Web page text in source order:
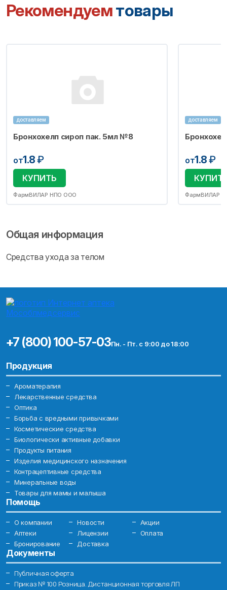
Рекомендуемтовары
доставляем
Бронхохелп сироп пак. 5мл №8
от1.8₽
КУПИТЬ
ФармВИЛАР НПО ООО
доставляем
от1.8₽
ФармВИЛАР
Общая информация
Средства ухода за телом
+7 (800) 100-57-03Пн. - Пт. с 9:00 до 18:00
Продукция
Ароматерапия
Лекарственные средства
Оптика
Борьба с вредными привычками
Косметические средства
Биологически активные добавки
Продукты питания
Изделия медицинского назначения
Контрацептивные средства
Минеральные воды
Товары для мамы и малыша
Помощь
О компании Новости
Акции
Аптеки
Лицензии
Оплата
Бронирование
Доставка
Документы
Публичная оферта
Приказ № 100 Розница. Дистанционная торговля ЛП